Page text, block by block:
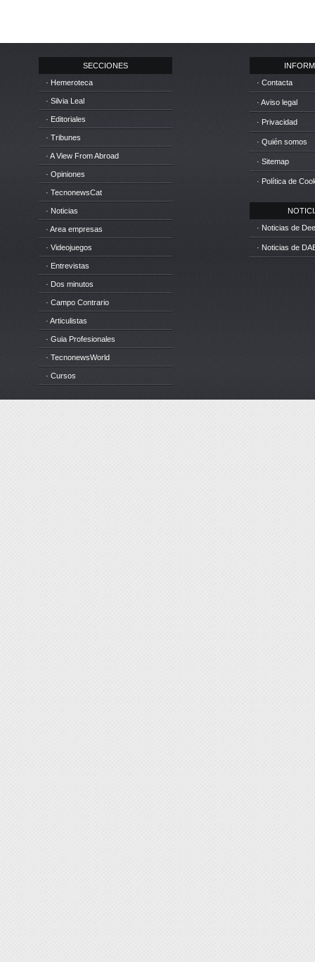
SECCIONES
· Hemeroteca
· Silvia Leal
· Editoriales
· Tribunes
· A View From Abroad
· Opiniones
· TecnonewsCat
· Noticias
· Area empresas
· Videojuegos
· Entrevistas
· Dos minutos
· Campo Contrario
· Articulistas
· Guia Profesionales
· TecnonewsWorld
· Cursos
· Contacta
· Aviso legal
· Privacidad
· Quién somos
· Sitemap
· Política de
· Noticias de
· Noticias de